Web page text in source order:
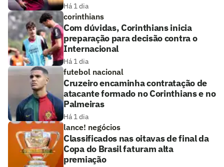
Há 1 dia
corinthians
Com dúvidas, Corinthians inicia
preparação para decisão contra o
Internacional
Há 1 dia
futebol nacional
Cruzeiro encaminha contratação de
atacante formado no Corinthians e no
Palmeiras
Há 1 dia
lance! negócios
Classificados nas oitavas de final da
Copa do Brasil faturam alta
premiação